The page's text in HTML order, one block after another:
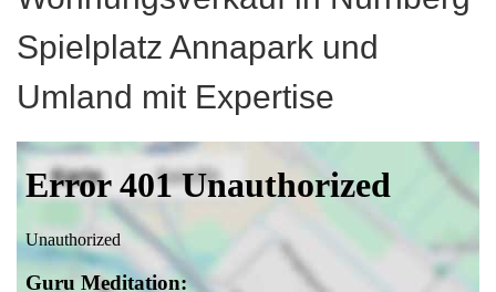
Spielplatz Annapark und
Umland mit Expertise